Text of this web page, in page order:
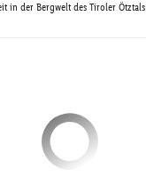
in der Bergwelt des Tiroler Ötztals